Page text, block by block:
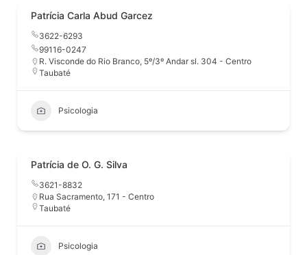
Patrícia Carla Abud Garcez
3622-6293
99116-0247
R. Visconde do Rio Branco, 5º/3º Andar sl. 304 - Centro
Taubaté
Psicologia
Patrícia de O. G. Silva
3621-8832
Rua Sacramento, 171 - Centro
Taubaté
Psicologia